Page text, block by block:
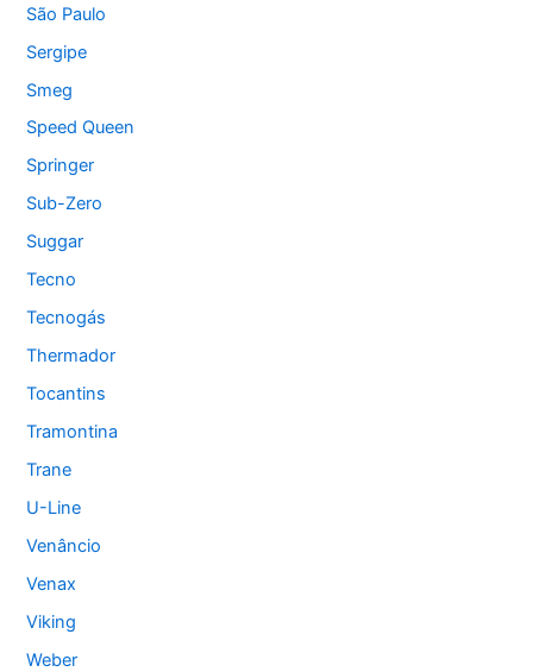
São Paulo
Sergipe
Smeg
Speed Queen
Springer
Sub-Zero
Suggar
Tecno
Tecnogás
Thermador
Tocantins
Tramontina
Trane
U-Line
Venâncio
Venax
Viking
Weber